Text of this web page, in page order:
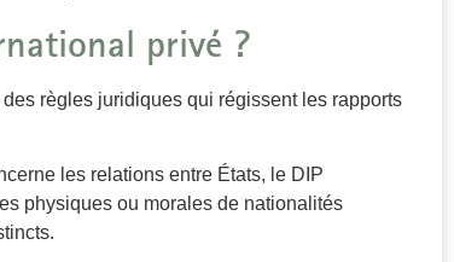
privé ?
des règles juridiques qui régissent les rapports
les relations entre États, le DIP
physiques ou morales de nationalités